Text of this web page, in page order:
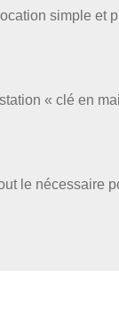
simple et
« clé en
le nécessaire